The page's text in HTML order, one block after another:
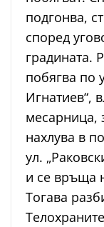
подгонва,
според
градината.
побягва по
Игнатиев“,
месарница,
нахлува в
ул.
и се връща
Тогава